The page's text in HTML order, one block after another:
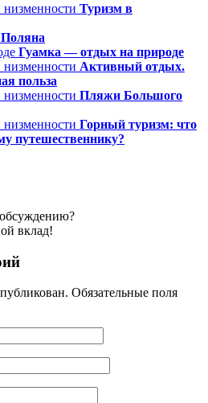
Туризм в
Гуамка — отдых на природе
Активный отдых.
польза
Пляжи Большого
Горный туризм: что
путешественнику?
вклад!
Обязательные поля